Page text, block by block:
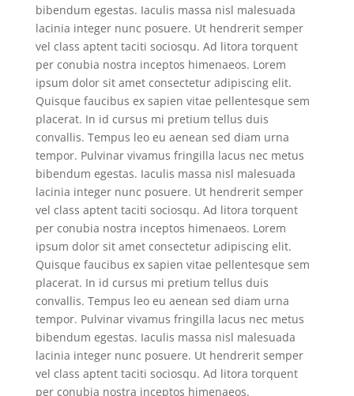
bibendum egestas. Iaculis massa nisl malesuada
lacinia integer nunc posuere. Ut hendrerit semper
vel class aptent taciti sociosqu. Ad litora torquent
per conubia nostra inceptos himenaeos. Lorem
ipsum dolor sit amet consectetur adipiscing elit.
Quisque faucibus ex sapien vitae pellentesque sem
placerat. In id cursus mi pretium tellus duis
convallis. Tempus leo eu aenean sed diam urna
tempor. Pulvinar vivamus fringilla lacus nec metus
bibendum egestas. Iaculis massa nisl malesuada
lacinia integer nunc posuere. Ut hendrerit semper
vel class aptent taciti sociosqu. Ad litora torquent
per conubia nostra inceptos himenaeos. Lorem
ipsum dolor sit amet consectetur adipiscing elit.
Quisque faucibus ex sapien vitae pellentesque sem
placerat. In id cursus mi pretium tellus duis
convallis. Tempus leo eu aenean sed diam urna
tempor. Pulvinar vivamus fringilla lacus nec metus
bibendum egestas. Iaculis massa nisl malesuada
lacinia integer nunc posuere. Ut hendrerit semper
vel class aptent taciti sociosqu. Ad litora torquent
per conubia nostra inceptos himenaeos.